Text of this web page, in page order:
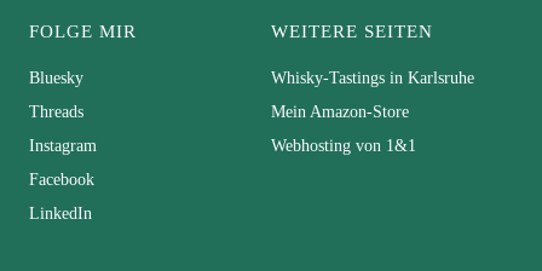
FOLGE MIR
Bluesky
Threads
Instagram
Facebook
LinkedIn
WEITERE SEITEN
Whisky-Tastings in Karlsruhe
Mein Amazon-Store
Webhosting von 1&1